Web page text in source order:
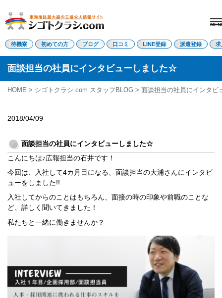
電話受付はこちら
派遣登録 LINE登録
初めての方へ
求人を探す
全ての求人
東海エリア
愛知県
三重県
岐阜県
静岡県
関西エリア
滋賀県
和歌山県
関東エリア
茨城県
待機寮 初めての方 ブログ 口コミ LINE登録 派遣登録 求
面談担当の社員にインタビューしました☆
HOME > シゴトクラシ.com スタッフBLOG > 面談担当の社員にインタ
2018/04/09
面談担当の社員にインタビューしました☆
こんにちは♪広報担当の石井です！
今回は、入社して4カ月目になる、面談担当の大浦さんにインタビ
ューをしました!!
入社してからのことはもちろん、面接の時の印象や前職のことな
ど、詳しく聞いてきました！
私たちと一緒に働きませんか？